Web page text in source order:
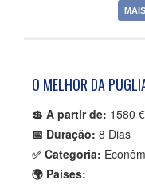
O MELHOR DA
💲 A partir de: 1580
📅 Duração: 8 Dias
✅ Categoria:
🌍 Países: